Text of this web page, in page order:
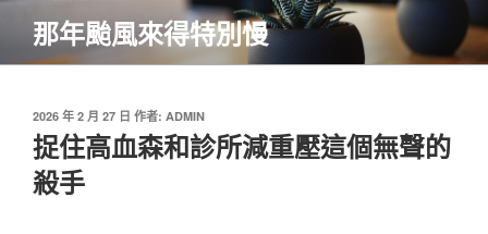
主
那年颱風來得特別慢
發
佈
於
2026 年 2 月 27 日 作者: ADMIN
捉住高血森和診所減重壓這個無聲的
殺手